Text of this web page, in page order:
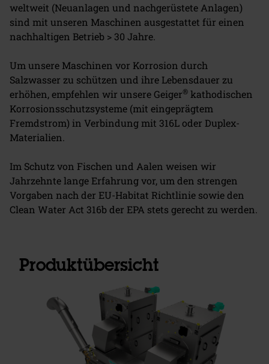
weltweit (Neuanlagen und nachgerüstete Anlagen)
sind mit unseren Maschinen ausgestattet für einen
nachhaltigen Betrieb > 30 Jahre.
Um unsere Maschinen vor Korrosion durch
Salzwasser zu schützen und ihre Lebensdauer zu
erhöhen, empfehlen wir unsere Geiger® kathodischen
Korrosionsschutzsysteme (mit eingeprägtem
Fremdstrom) in Verbindung mit 316L oder Duplex-
Materialien.
Im Schutz von Fischen und Aalen weisen wir
Jahrzehnte lange Erfahrung vor, um den strengen
Vorgaben nach der EU-Habitat Richtlinie sowie den
Clean Water Act 316b der EPA stets gerecht zu werden.
Produktübersicht